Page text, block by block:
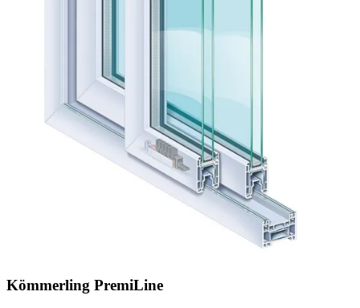
Kömmerling PremiLine